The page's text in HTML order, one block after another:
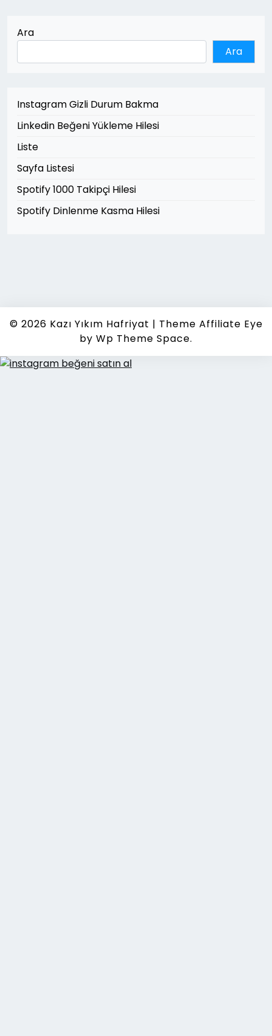
Ara
Ara
Instagram Gizli Durum Bakma
Linkedin Beğeni Yükleme Hilesi
Liste
Sayfa Listesi
Spotify 1000 Takipçi Hilesi
Spotify Dinlenme Kasma Hilesi
© 2026 Kazı Yıkım Hafriyat | Theme Affiliate Eye
by Wp Theme Space.